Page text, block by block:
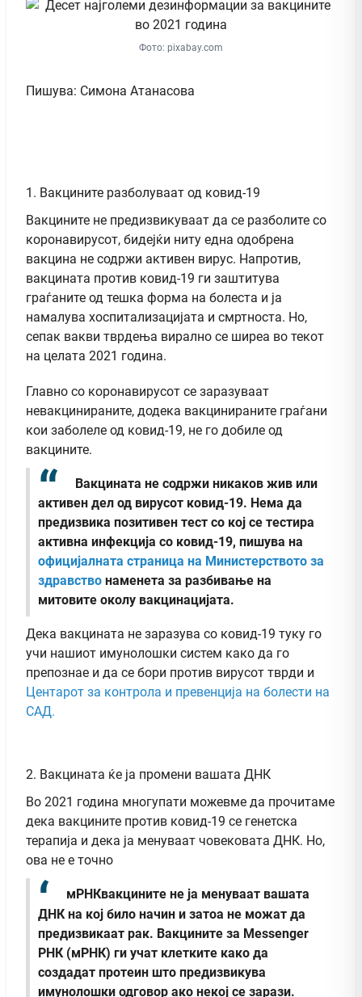
Фото: pixabay.com
Пишува: Симона Атанасова
1. Вакцините разболуваат од ковид-19
Вакцините не предизвикуваат да се разболите со
коронавирусот, бидејќи ниту една одобрена
вакцина не содржи активен вирус. Напротив,
вакцината против ковид-19 ги заштитува
граѓаните од тешка форма на болеста и ја
намалува хоспитализацијата и смртноста. Но,
сепак вакви тврдења вирално се ширеа во текот
на целата 2021 година.
Главно со коронавирусот се заразуваат
невакцинираните, додека вакцинираните граѓани
кои заболеле од ковид-19, не го добиле од
вакцините.
Вакцината не содржи никаков жив или
активен дел од вирусот ковид-19. Нема да
предизвика позитивен тест со кој се тестира
активна инфекција со ковид-19, пишува на
официјалната страница на Министерството за
здравство наменета за разбивање на
митовите околу вакцинацијата.
Дека вакцината не заразува со ковид-19 туку го
учи нашиот имунолошки систем како да го
препознае и да се бори против вирусот тврди и
Центарот за контрола и превенција на болести на
САД.
2. Вакцината ќе ја промени вашата ДНК
Во 2021 година многупати можевме да прочитаме
дека вакцините против ковид-19 се генетска
терапија и дека ја менуваат човековата ДНК. Но,
ова не е точно
мРНКвакцините не ја менуваат вашата
ДНК на кој било начин и затоа не можат да
предизвикаат рак. Вакцините за Messenger
РНК (мРНК) ги учат клетките како да
создадат протеин што предизвикува
имунолошки одговор ако некој се зарази.